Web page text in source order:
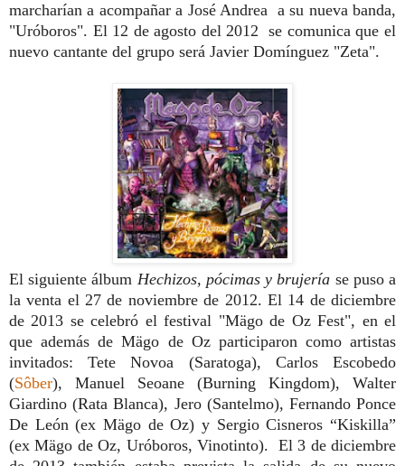
marcharían a acompañar a José Andrea a su nueva banda,
"Uróboros". El 12 de agosto del 2012 se comunica que el
nuevo cantante del grupo será Javier Domínguez "Zeta".
El siguiente álbum Hechizos, pócimas y brujería se puso a
la venta el 27 de noviembre de 2012. El 14 de diciembre
de 2013 se celebró el festival "Mägo de Oz Fest", en el
que además de Mägo de Oz participaron como artistas
invitados:Tete Novoa (Saratoga), Carlos Escobedo
(Sôber), Manuel Seoane (Burning Kingdom), Walter
Giardino (Rata Blanca), Jero (Santelmo), Fernando Ponce
De León (ex Mägo de Oz) y Sergio Cisneros “Kiskilla”
(ex Mägo de Oz, Uróboros, Vinotinto). El 3 de diciembre